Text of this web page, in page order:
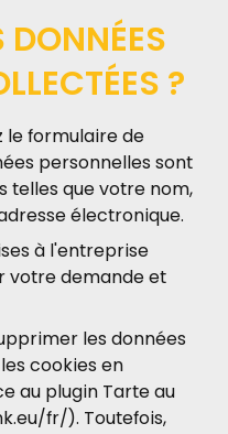
?
le formulaire de
personnelles sont
telles que votre nom,
électronique.
à l'entreprise
votre demande et
les données
cookies en
au plugin Tarte au
fr/). Toutefois,